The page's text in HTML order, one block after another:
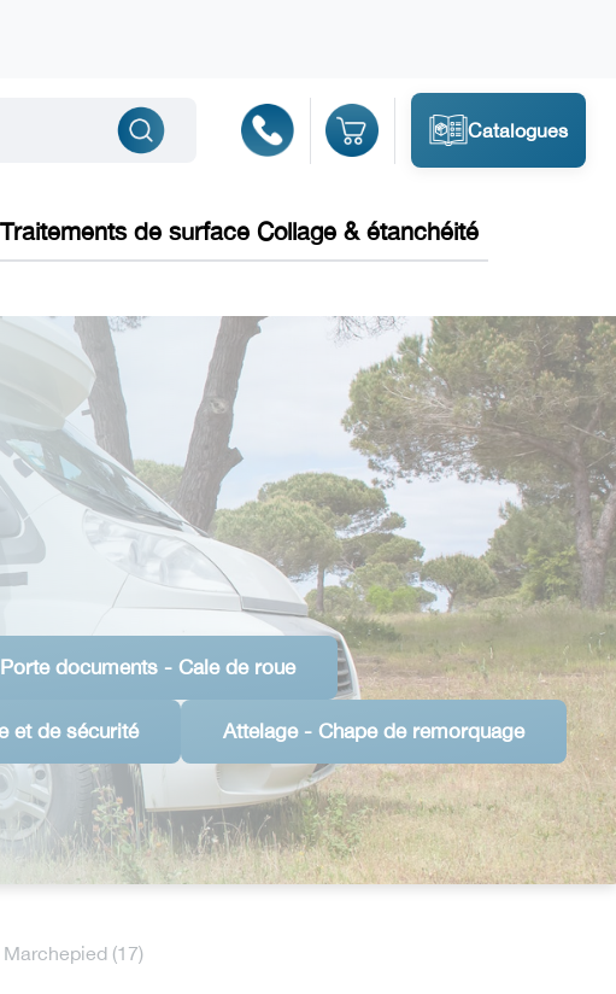
Catalogues
Traitements de surface Collage & étanchéité
documents - Cale de roue
et de sécurité Attelage - Chape de remorquage
Marchepied (17)